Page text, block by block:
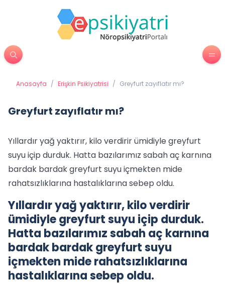
Anasayfa / Erişkin Psikiyatrisi / Greyfurt zayıflatır mı?
Greyfurt zayıflatır mı?
Yıllardır yağ yaktırır, kilo verdirir ümidiyle greyfurt
suyu içip durduk. Hatta bazılarımız sabah aç karnına
bardak bardak greyfurt suyu içmekten mide
rahatsızlıklarına hastalıklarına sebep oldu.
Yıllardır yağ yaktırır, kilo verdirir
ümidiyle greyfurt suyu içip durduk.
Hatta bazılarımız sabah aç karnına
bardak bardak greyfurt suyu
içmekten mide rahatsızlıklarına
hastalıklarına sebep oldu.